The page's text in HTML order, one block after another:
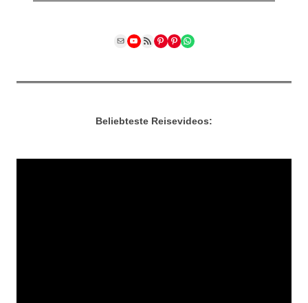
MailYouTube
RSS FeedPinterest
Pinterest
WhatsApp
Beliebteste Reisevideos: